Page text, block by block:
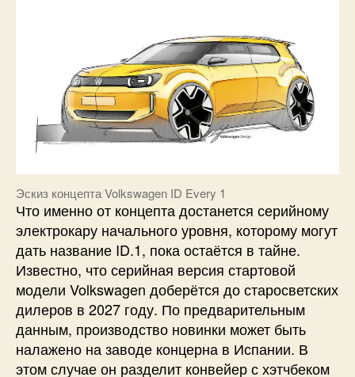
Эскиз концепта Volkswagen ID Every 1
Что именно от концепта достанется серийному
электрокару начального уровня, которому могут
дать название ID.1, пока остаётся в тайне.
Известно, что серийная версия стартовой
модели Volkswagen доберётся до старосветских
дилеров в 2027 году. По предварительным
данным, производство новинки может быть
налажено на заводе концерна в Испании. В
этом случае он разделит конвейер с хэтчбеком